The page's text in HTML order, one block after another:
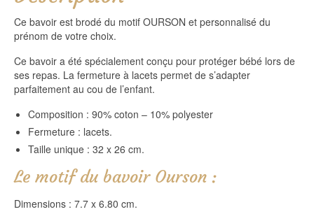
Ce bavoir est brodé du motif OURSON et personnalisé du
prénom de votre choix.
Ce bavoir a été spécialement conçu pour protéger bébé lors de
ses repas. La fermeture à lacets permet de s’adapter
parfaitement au cou de l’enfant.
Composition : 90% coton – 10% polyester
Fermeture : lacets.
Taille unique : 32 x 26 cm.
Le motif du bavoir Ourson :
Dimensions : 7.7 x 6.80 cm.